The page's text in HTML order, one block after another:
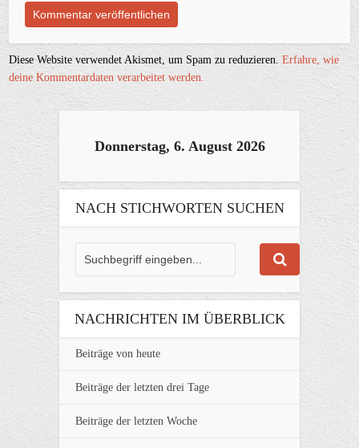
Diese Website verwendet Akismet, um Spam zu reduzieren.Erfahre, wie
deine Kommentardaten verarbeitet werden.
Donnerstag, 6. August 2026
NACH STICHWORTEN SUCHEN
NACHRICHTEN IM ÜBERBLICK
Beiträge von heute
Beiträge der letzten drei Tage
Beiträge der letzten Woche